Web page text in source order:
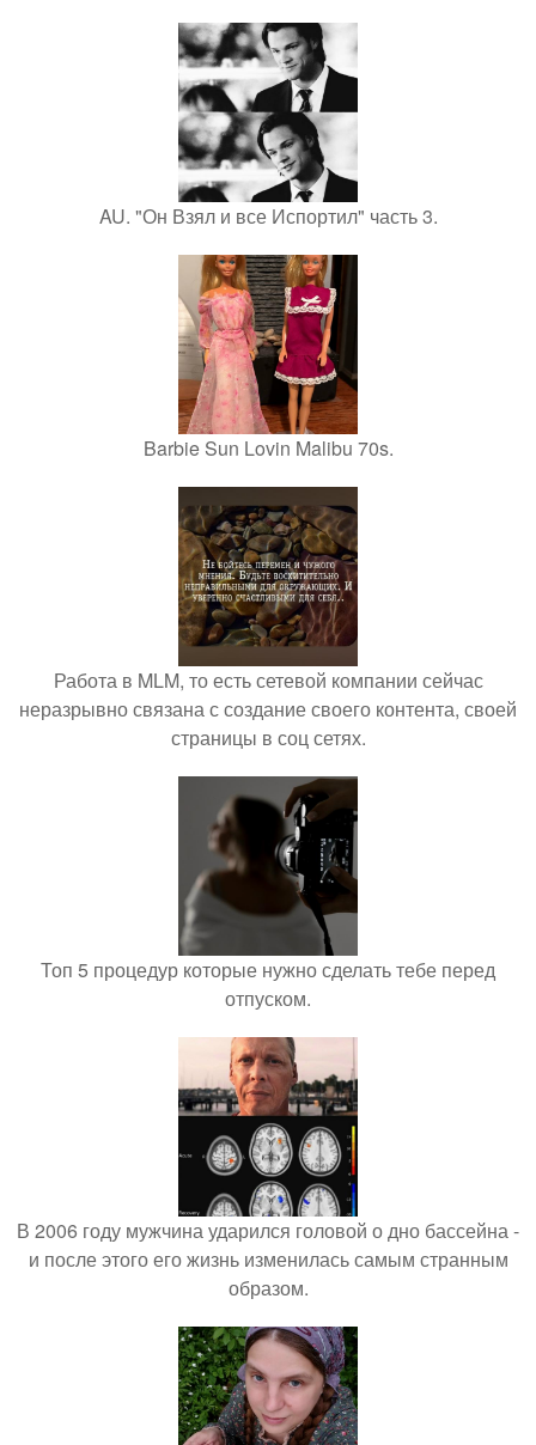
AU. "Он Взял и все Испортил" часть 3.
Barbie Sun Lovin Malibu 70s.
Работа в MLM, то есть сетевой компании сейчас
неразрывно связана с создание своего контента, своей
страницы в соц сетях.
Топ 5 процедур которые нужно сделать тебе перед
отпуском.
В 2006 году мужчина ударился головой о дно бассейна -
и после этого его жизнь изменилась самым странным
образом.